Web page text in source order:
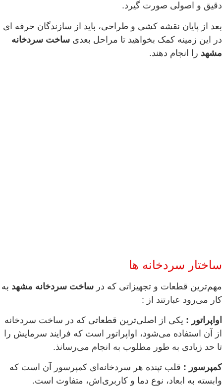
دقیق و اصولی صورت گیرد.
بعد از پایان نقشه کشی و طراحی، باید از سازندگان حرفه ای
در این زمینه کمک بخواهید تا مراحل بعدی ساخت سردخانه
مشهد را انجام دهند.
ساختار سردخانه ها
مهم‌ترین قطعات و تجهیزاتی که در ساخت سردخانه مشهد به
کار می‌رود عبارتند از :
اواپراتور : یکی از اصلی‌ترین قطعاتی که در ساخت سردخانه
از آن استفاده می‌شود، اواپراتور است که فرایند سرمایش را
تا حد زیادی به طور مطلوب به انجام می‌رسانذ.
کمپرسور : قلب تپنده هر سردخانه‌ای کمپرسور آن است که
وابسته به ابعاد، نوع دما و کاربری‌اش، متفاوت است.